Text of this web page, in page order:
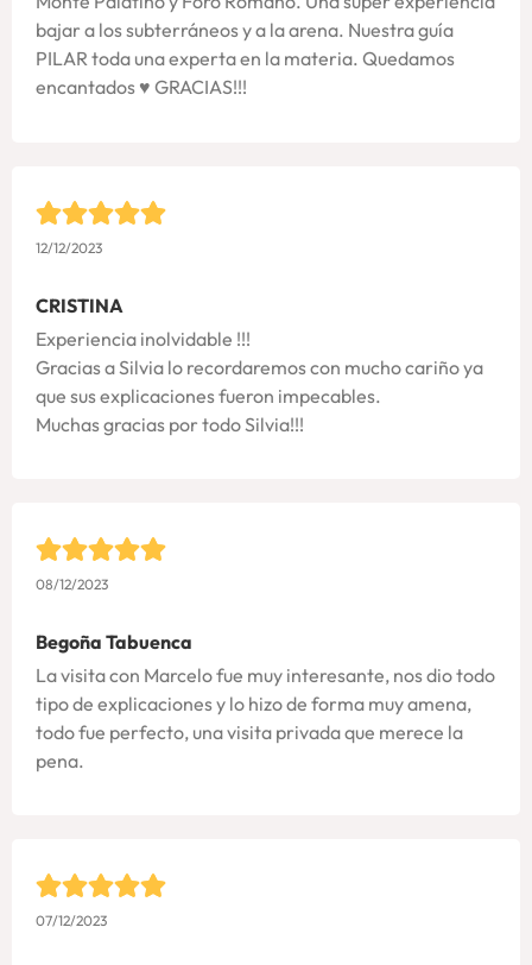
bajar a los subterráneos y a la arena. Nuestra guía
PILAR toda una experta en la materia. Quedamos
encantados ♥️ GRACIAS!!!
12/12/2023
CRISTINA
Experiencia inolvidable !!!
Gracias a Silvia lo recordaremos con mucho cariño ya
que sus explicaciones fueron impecables.
Muchas gracias por todo Silvia!!!
08/12/2023
Begoña Tabuenca
La visita con Marcelo fue muy interesante, nos dio todo
tipo de explicaciones y lo hizo de forma muy amena,
todo fue perfecto, una visita privada que merece la
pena.
07/12/2023